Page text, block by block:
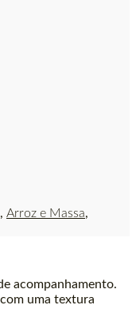
, Arroz e Massa,
acompanhamento.
uma textura